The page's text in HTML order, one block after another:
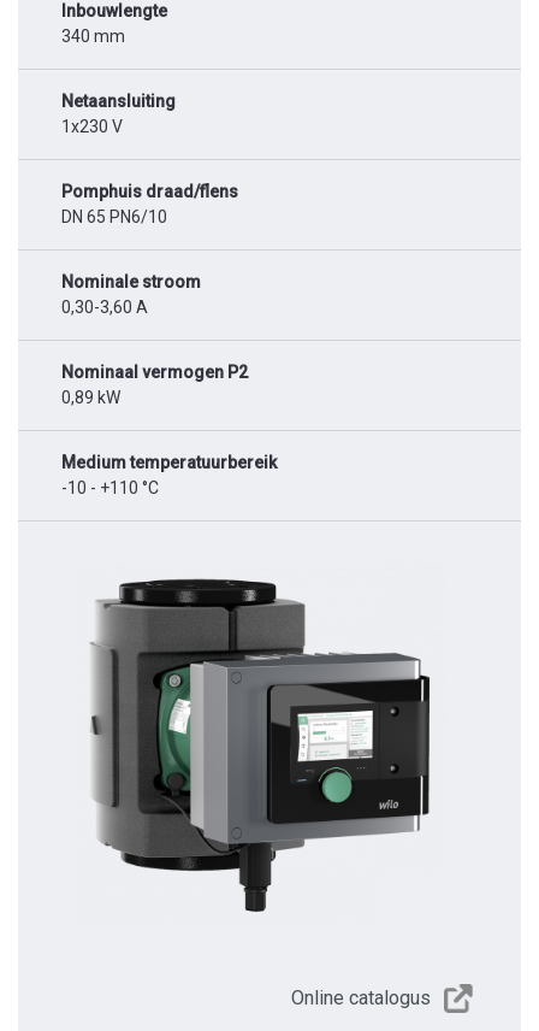
Inbouwlengte
340 mm
Netaansluiting
1x230 V
Pomphuis draad/flens
DN 65 PN6/10
Nominale stroom
0,30-3,60 A
Nominaal vermogen P2
0,89 kW
Medium temperatuurbereik
-10 - +110 °C
Online catalogus